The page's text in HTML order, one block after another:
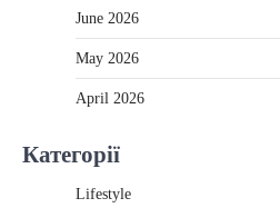
June 2026
May 2026
April 2026
Категорії
Lifestyle